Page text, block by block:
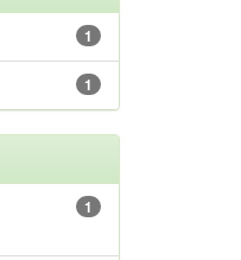
1
1
1